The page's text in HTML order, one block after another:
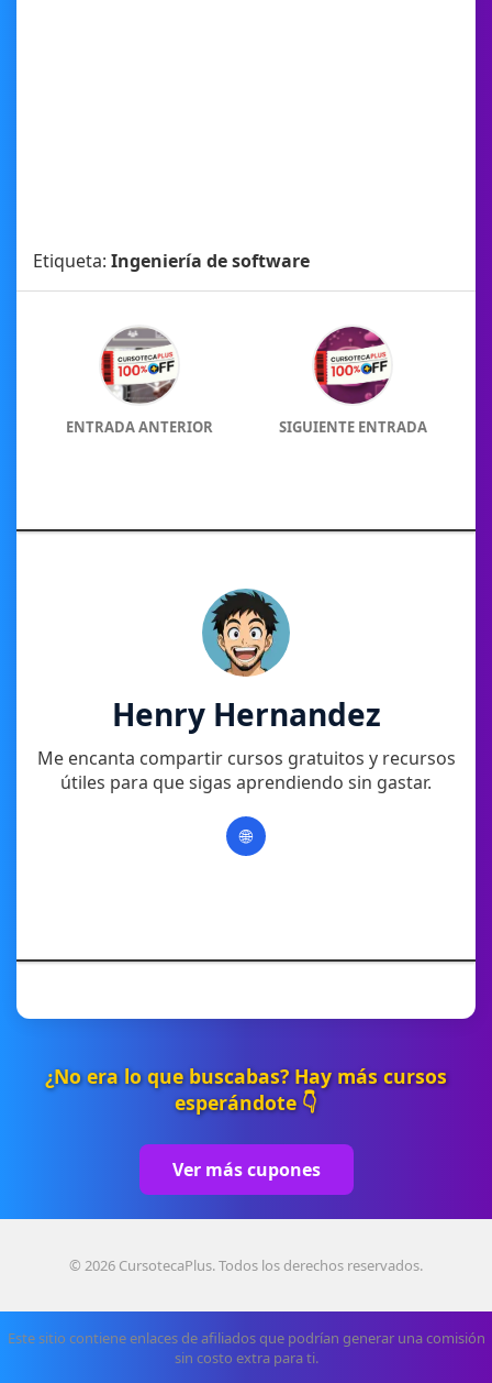
Etiqueta: Ingeniería de software
ENTRADA ANTERIOR SIGUIENTE ENTRADA
Henry Hernandez
Me encanta compartir cursos gratuitos y recursos
útiles para que sigas aprendiendo sin gastar.
🌐
¿No era lo que buscabas? Hay más cursos
esperándote 👇
Ver más cupones
© 2026 CursotecaPlus. Todos los derechos reservados.
Este sitio contiene enlaces de afiliados que podrían generar una comisión
sin costo extra para ti.